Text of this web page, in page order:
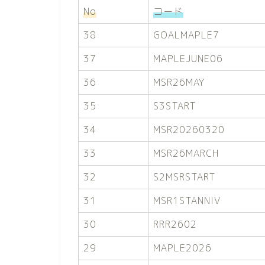
No
コード
38
GOALMAPLE7
37
MAPLEJUNE06
36
MSR26MAY
35
S3START
34
MSR20260320
33
MSR26MARCH
32
S2MSRSTART
31
MSR1STANNIV
30
RRR2602
29
MAPLE2026